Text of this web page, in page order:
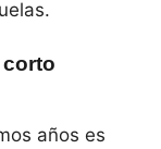
años es